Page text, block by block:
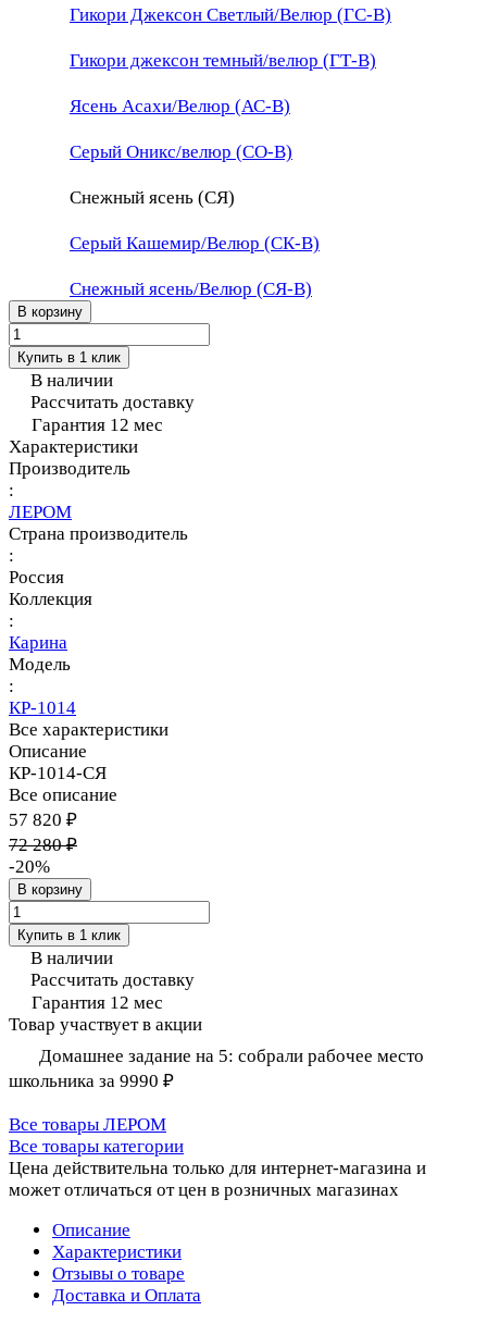
Гикори Джексон Светлый/Велюр (ГС-В)
Гикори джексон темный/велюр (ГТ-В)
Ясень Асахи/Велюр (АС-В)
Серый Оникс/велюр (СО-В)
Снежный ясень (СЯ)
Серый Кашемир/Велюр (СК-В)
Снежный ясень/Велюр (СЯ-В)
В корзину
Купить в 1 клик
В наличии
Рассчитать доставку
Гарантия 12 мес
Характеристики
Производитель
:
ЛЕРОМ
Страна производитель
:
Россия
Коллекция
:
Карина
Модель
:
КР-1014
Все характеристики
Описание
КР-1014-СЯ
Все описание
57 820 ₽
72 280 ₽
-20%
В корзину
Купить в 1 клик
В наличии
Рассчитать доставку
Гарантия 12 мес
Товар участвует в акции
Домашнее задание на 5: собрали рабочее место
школьника за 9990 ₽
Все товары ЛЕРОМ
Все товары категории
Цена действительна только для интернет-магазина и
может отличаться от цен в розничных магазинах
Описание
Характеристики
Отзывы о товаре
Доставка и Оплата